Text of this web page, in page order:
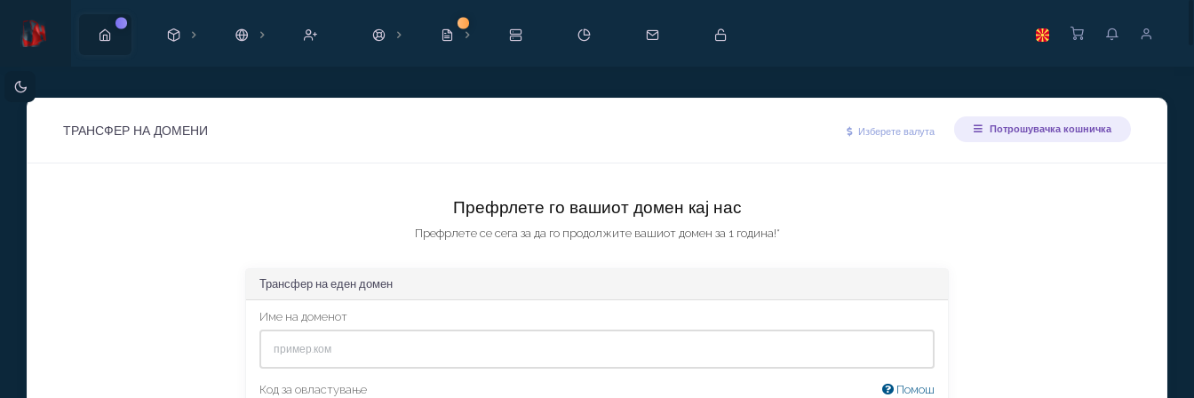
Ново Ново
ТРАНСФЕР НА ДОМЕНИ Изберете валута Потрошувачка кошничка
Префрлете го вашиот домен кај нас
Префрлете се сега за да го продолжите вашиот домен за 1 година!*
Трансфер на еден домен
Име на доменот
Код за овластување Помош